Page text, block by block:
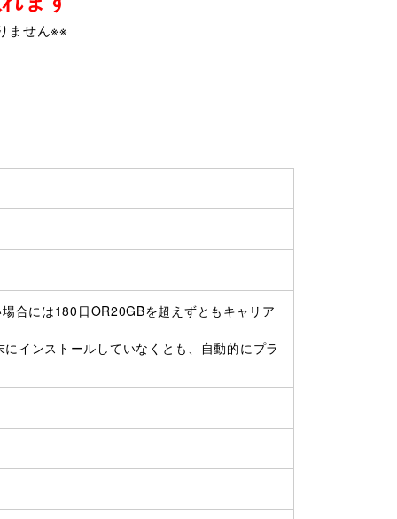
ません※※
合には180日OR20GBを超えずともキャリア
インストールしていなくとも、自動的にプラ